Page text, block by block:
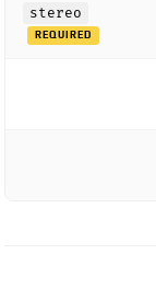
stereo
REQUIRED